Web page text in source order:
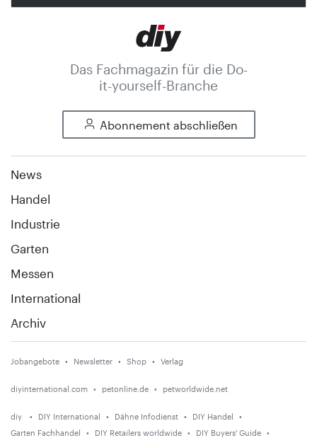
Das Fachmagazin für die Do-
it-yourself-Branche
Abonnement abschließen
News
Handel
Industrie
Garten
Messen
International
Archiv
Jobangebote Newsletter Shop Verlag
diyinternational.com petonline.de petworldwide.net
diy DIY International Dähne Infodienst
DIY Handel
Garten Fachhandel
DIY Retailers worldwide DIY Buyers' Guide